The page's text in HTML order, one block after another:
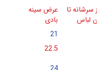
سرشانه تا
لباس
عرض سینه
بادی
21
22.5